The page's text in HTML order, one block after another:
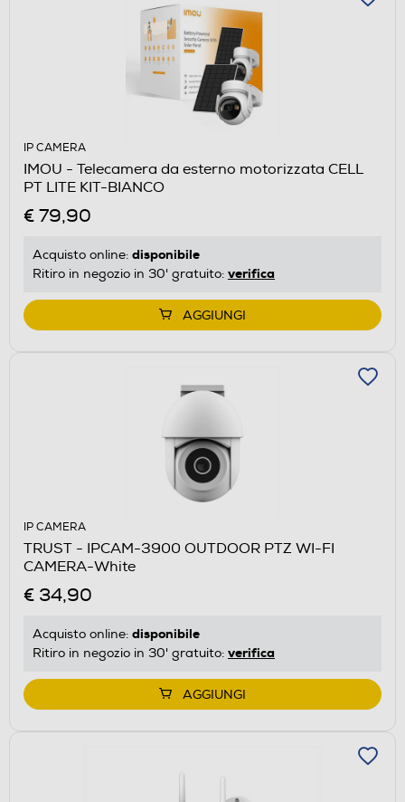
IP CAMERA
IMOU - Telecamera da esterno motorizzata CELL
PT LITE KIT-BIANCO
€ 79,90
Acquisto online: disponibile
Ritiro in negozio in 30' gratuito: verifica
AGGIUNGI
IP CAMERA
TRUST - IPCAM-3900 OUTDOOR PTZ WI-FI
CAMERA-White
€ 34,90
Acquisto online: disponibile
Ritiro in negozio in 30' gratuito: verifica
AGGIUNGI